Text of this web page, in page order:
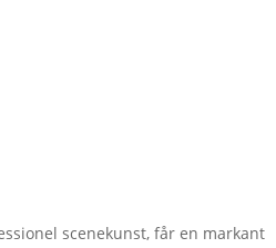
scenekunst, får en markant